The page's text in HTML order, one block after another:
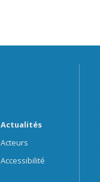
Actualités
Acteurs
Accessibilité